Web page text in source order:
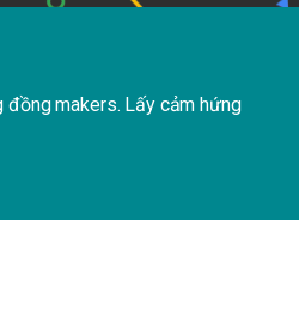
đồngmakers. Lấy cảm hứng